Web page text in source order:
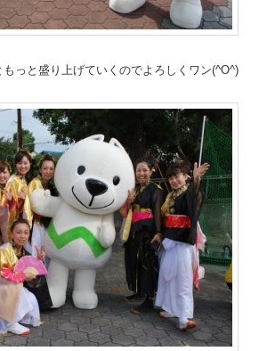
っと盛り上げていくのでよろしくワン(^O^)